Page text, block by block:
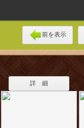
前を表示
詳 細